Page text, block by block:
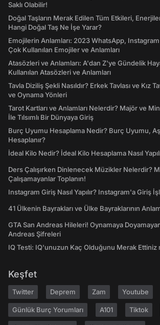
Saklı Olabilir!
Doğal Taşların Merak Edilen Tüm Etkileri,
Hangi Doğal Taş Ne İşe Yarar?
Emojilerin Anlamları: 2023 WhatsApp,
Çok Kullanılan Emojiler ve Anlamları
Atasözleri ve Anlamları: A'dan Z'ye Gündelik
Kullanılan Atasözleri ve Anlamları
Tavla Diziliş Şekli Nasıldır? Erkek Tavlası ve Kız
ve Oynama Yönleri
Tarot Kartları ve Anlamları Nelerdir? Majör ve
İle Tılsımlı Bir Dünyaya Giriş
Burç Uyumu Hesaplama Nedir? Burç Uyumu,
Hesaplanır?
İdeal Kilo Nedir? İdeal Kilo Hesaplama Nasıl
Ders Çalışırken Dinlenecek Müzikler Nelerdir?
Çalışamayanlar Toplanın!
Instagram Giriş Nasıl Yapılır? Instagram'a Giriş
41 Ülkenin Bayrakları ve Ülke Bayraklarının
GTA San Andreas Hileleri! Oynamaya
Andreas Şifreleri
IQ Testi: IQ'unuzun Kaç Olduğunu Merak Ettiniz
Keşfet
Twitter Deprem Zam Youtube
Günlük Burç Yorumları A101 Tiktok